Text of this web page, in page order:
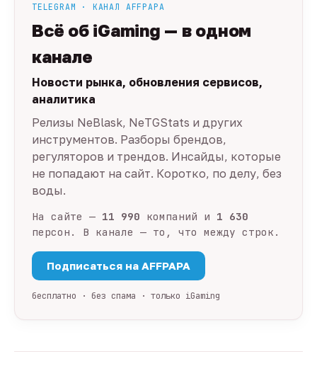
TELEGRAM · КАНАЛ AFFPAPA
Всё об iGaming — в одном
канале
Новости рынка, обновления сервисов,
аналитика
Релизы NeBlask, NeTGStats и других
инструментов. Разборы брендов,
регуляторов и трендов. Инсайды, которые
не попадают на сайт. Коротко, по делу, без
воды.
На сайте — 11 990 компаний и 1 630
персон. В канале — то, что между строк.
Подписаться на AFFPAPA
бесплатно · без спама · только iGaming